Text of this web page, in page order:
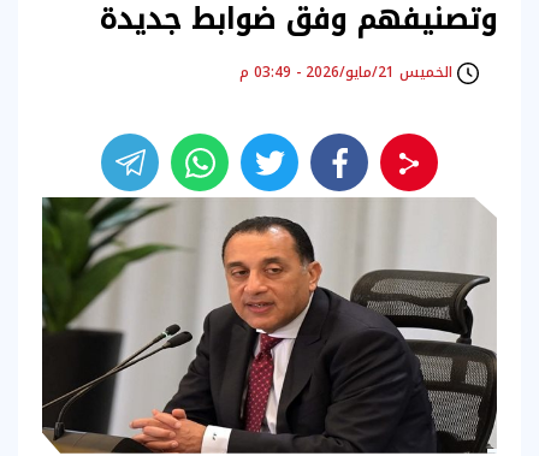
وتصنيفهم وفق ضوابط جديدة
الخميس 21/مايو/2026 - 03:49 م